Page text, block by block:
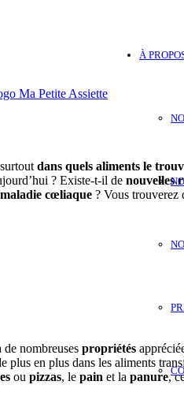
À
dans quels aliments le
? Existe-t-il de nouvelles
maladie cœliaque ? Vous trouverez
de nombreuses propriétés
en plus dans les aliments
ou pizzas, le pain et la panure,